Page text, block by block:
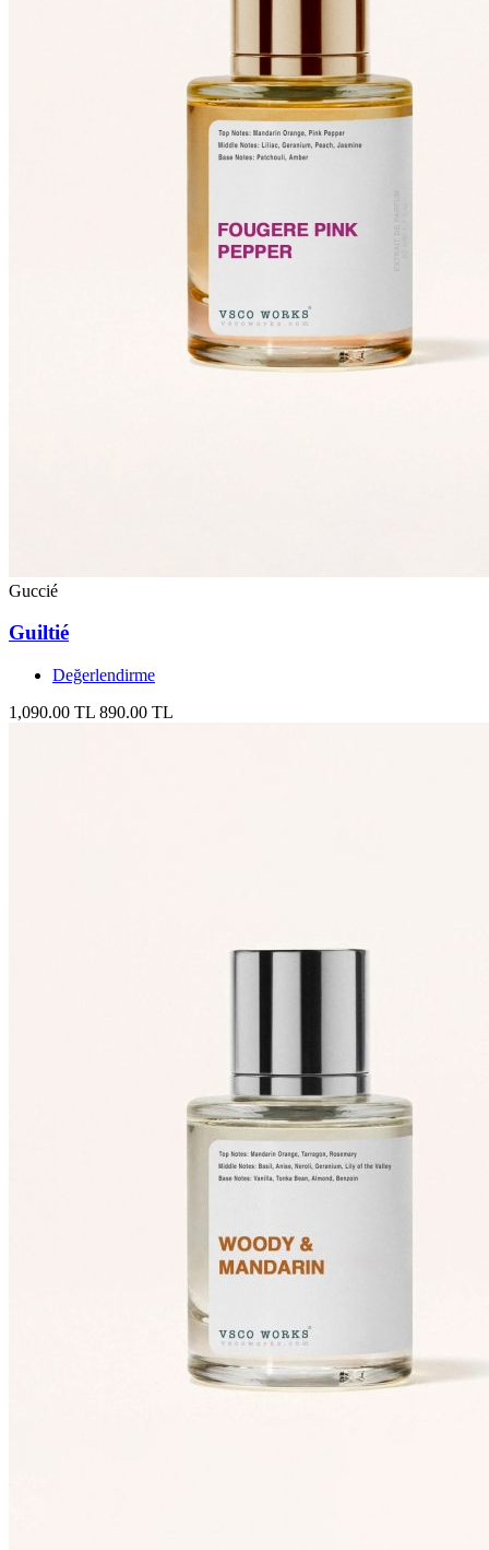
Guccié
Guiltié
Değerlendirme
1,090.00 TL 890.00 TL